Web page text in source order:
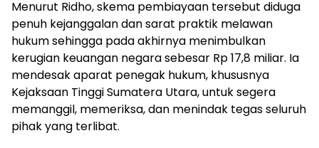
Menurut Ridho, skema pembiayaan tersebut diduga
penuh kejanggalan dan sarat praktik melawan
hukum sehingga pada akhirnya menimbulkan
kerugian keuangan negara sebesar Rp 17,8 miliar. Ia
mendesak aparat penegak hukum, khususnya
Kejaksaan Tinggi Sumatera Utara, untuk segera
memanggil, memeriksa, dan menindak tegas seluruh
pihak yang terlibat.